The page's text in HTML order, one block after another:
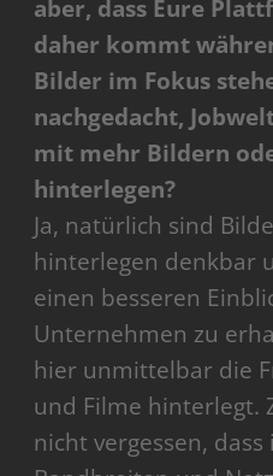
aber, dass Eure
daher kommt
Bilder im Fokus
nachgedacht,
mit mehr Bildern
hinterlegen?
Ja, natürlich sind
hinterlegen denkbar
einen besseren
Unternehmen zu
hier unmittelbar die
und Filme hinterlegt.
nicht vergessen,